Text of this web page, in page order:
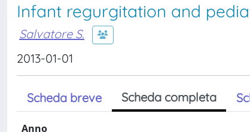
Infant regurgitation and
Salvatore S.
2013-01-01
Scheda breve Scheda completa
Anno